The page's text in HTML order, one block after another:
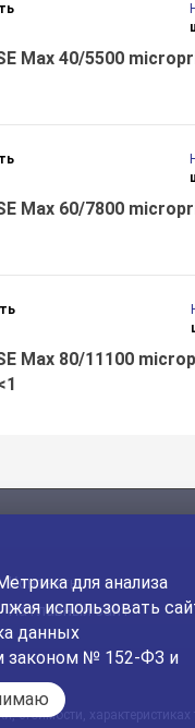
Max 40/5500
Max 60/7800
Max 80/11100
Контакты
На главный сайт
для анализа
использовать
данных
законом № 152-ФЗ и